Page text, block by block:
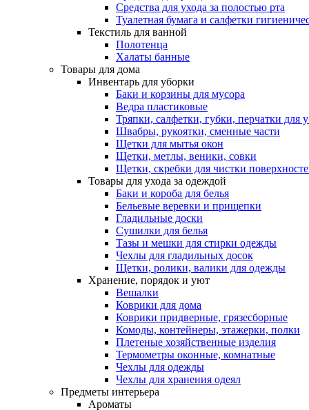
Средства для ухода за полостью рта
Туалетная бумага и салфетки
Текстиль для ванной
Полотенца
Халаты банные
Товары для дома
Инвентарь для уборки
Баки и корзины для мусора
Ведра пластиковые
Тряпки, салфетки, губки, перчатки для
Швабры, рукоятки, сменные части
Щетки для мытья окон
Щетки, метлы, веники, совки
Щетки, скребки для чистки
Товары для ухода за одеждой
Баки и короба для белья
Бельевые веревки и прищепки
Гладильные доски
Сушилки для белья
Тазы и мешки для стирки одежды
Чехлы для гладильных досок
Щетки, ролики, валики для одежды
Хранение, порядок и уют
Вешалки
Коврики для дома
Коврики придверные, грязесборные
Комоды, контейнеры, этажерки, полки
Плетеные хозяйственные изделия
Термометры оконные, комнатные
Чехлы для одежды
Чехлы для хранения одеял
Предметы интерьера
Ароматы